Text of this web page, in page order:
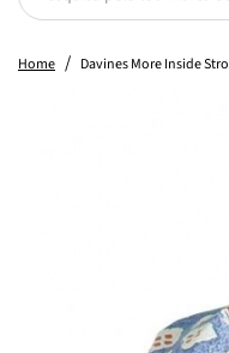
Home Davines More Inside